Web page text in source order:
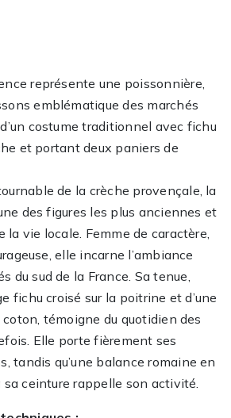
représente une poissonnière,
emblématique des marchés
costume traditionnel avec fichu
et portant deux paniers de
de la crèche provençale, la
des figures les plus anciennes et
la vie locale. Femme de caractère,
elle incarne l’ambiance
du sud de la France. Sa tenue,
fichu croisé sur la poitrine et d’une
témoigne du quotidien des
Elle porte fièrement ses
tandis qu’une balance romaine en
sa ceinture rappelle son activité.